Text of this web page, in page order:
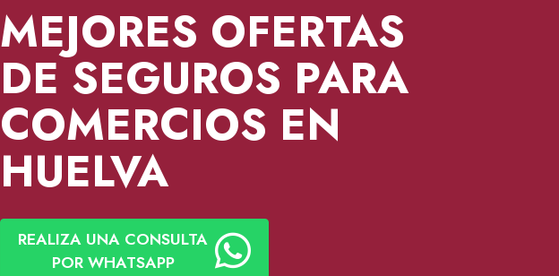
MEJORES OFERTAS
DE SEGUROS PARA
COMERCIOS EN
HUELVA
REALIZA UNA CONSULTA
POR WHATSAPP